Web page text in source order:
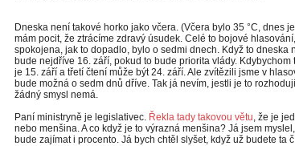
Dneska není takové horko jako včera. (Včera bylo 35 °C, dnes
mám pocit, že ztrácíme zdravý úsudek. Celé to bojové
spokojena, jak to dopadlo, bylo o sedmi dnech. Když to dneska
bude nejdříve 16. září, pokud to bude priorita vlády.
je 15. září a třetí čtení může být 24. září. Ale zvítězili jsme v
bude možná o sedm dnů dříve. Tak já nevím, jestli je to
žádný smysl nemá.
Paní ministryně je legislativec. Řekla tady takovou větu, že je
nebo menšina. A co když je to výrazná menšina? Já jsem
bude zajímat i procento. Já bych chtěl slyšet, když už budete ta